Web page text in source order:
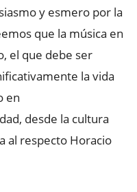
y esmero por la
que la música en
el que debe ser
la vida
en
desde la cultura
al respecto Horacio